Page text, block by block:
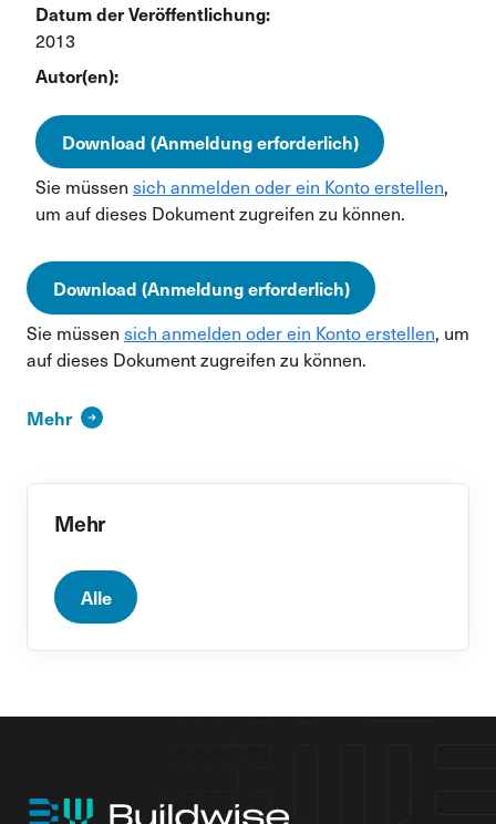
Datum der Veröffentlichung:
2013
Autor(en):
Download (Anmeldung erforderlich)
Sie müssen sich anmelden oder ein Konto erstellen,
um auf dieses Dokument zugreifen zu können.
Download (Anmeldung erforderlich)
Sie müssen sich anmelden oder ein Konto erstellen, um
auf dieses Dokument zugreifen zu können.
Mehr
Mehr
Alle